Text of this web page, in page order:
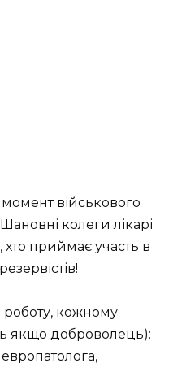
військового
колеги лікарі
хто приймає участь в
кожному
якщо доброволець):